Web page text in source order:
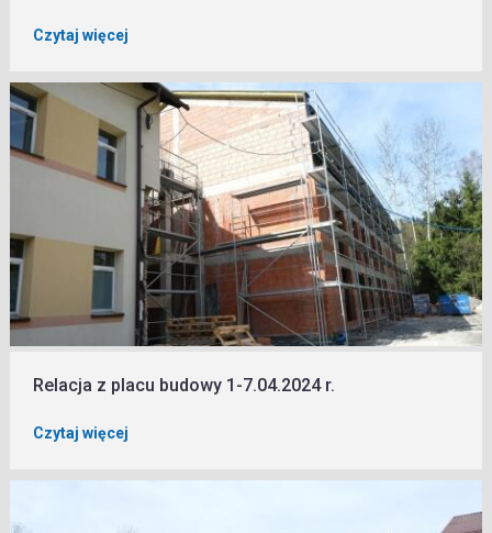
Czytaj więcej
Relacja z placu budowy 1-7.04.2024 r.
Czytaj więcej